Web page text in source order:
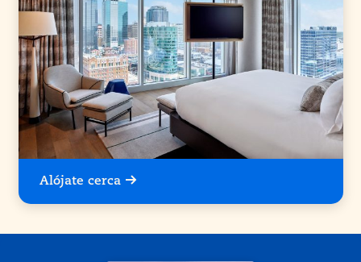
Alójate cerca